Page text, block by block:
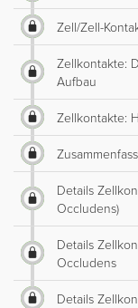
Zell/Zell-
Zellkontakte:
Aufbau
Zellkontakte:
Details
Occludens)
Details
Occludens
Details